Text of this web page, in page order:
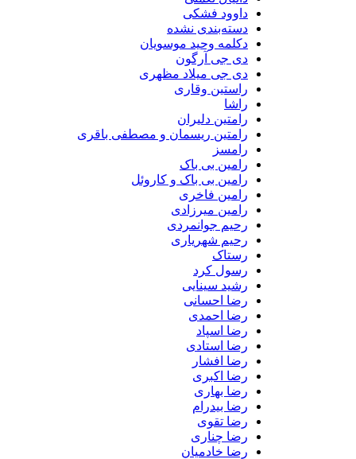
داوود فشکی
دسته‌بندی نشده
دکلمه وحید موسویان
دی جی آرگون
دی جی میلاد مظهری
راستین وقاری
رامتین دلیران
رامتین ریسمان و مصطفی باقری
رامین بی باک
رامین بی باک و کاروئل
رامین فاخری
رامین میرزادی
رحیم جوانمردی
رحیم شهریاری
رستاک
رسول کرد
رشید سینایی
رضا احسانی
رضا احمدی
رضا اسپاد
رضا استادی
رضا افشار
رضا اکبری
رضا بهاری
رضا بیدرام
رضا تقوی
رضا چناری
رضا خادمیان